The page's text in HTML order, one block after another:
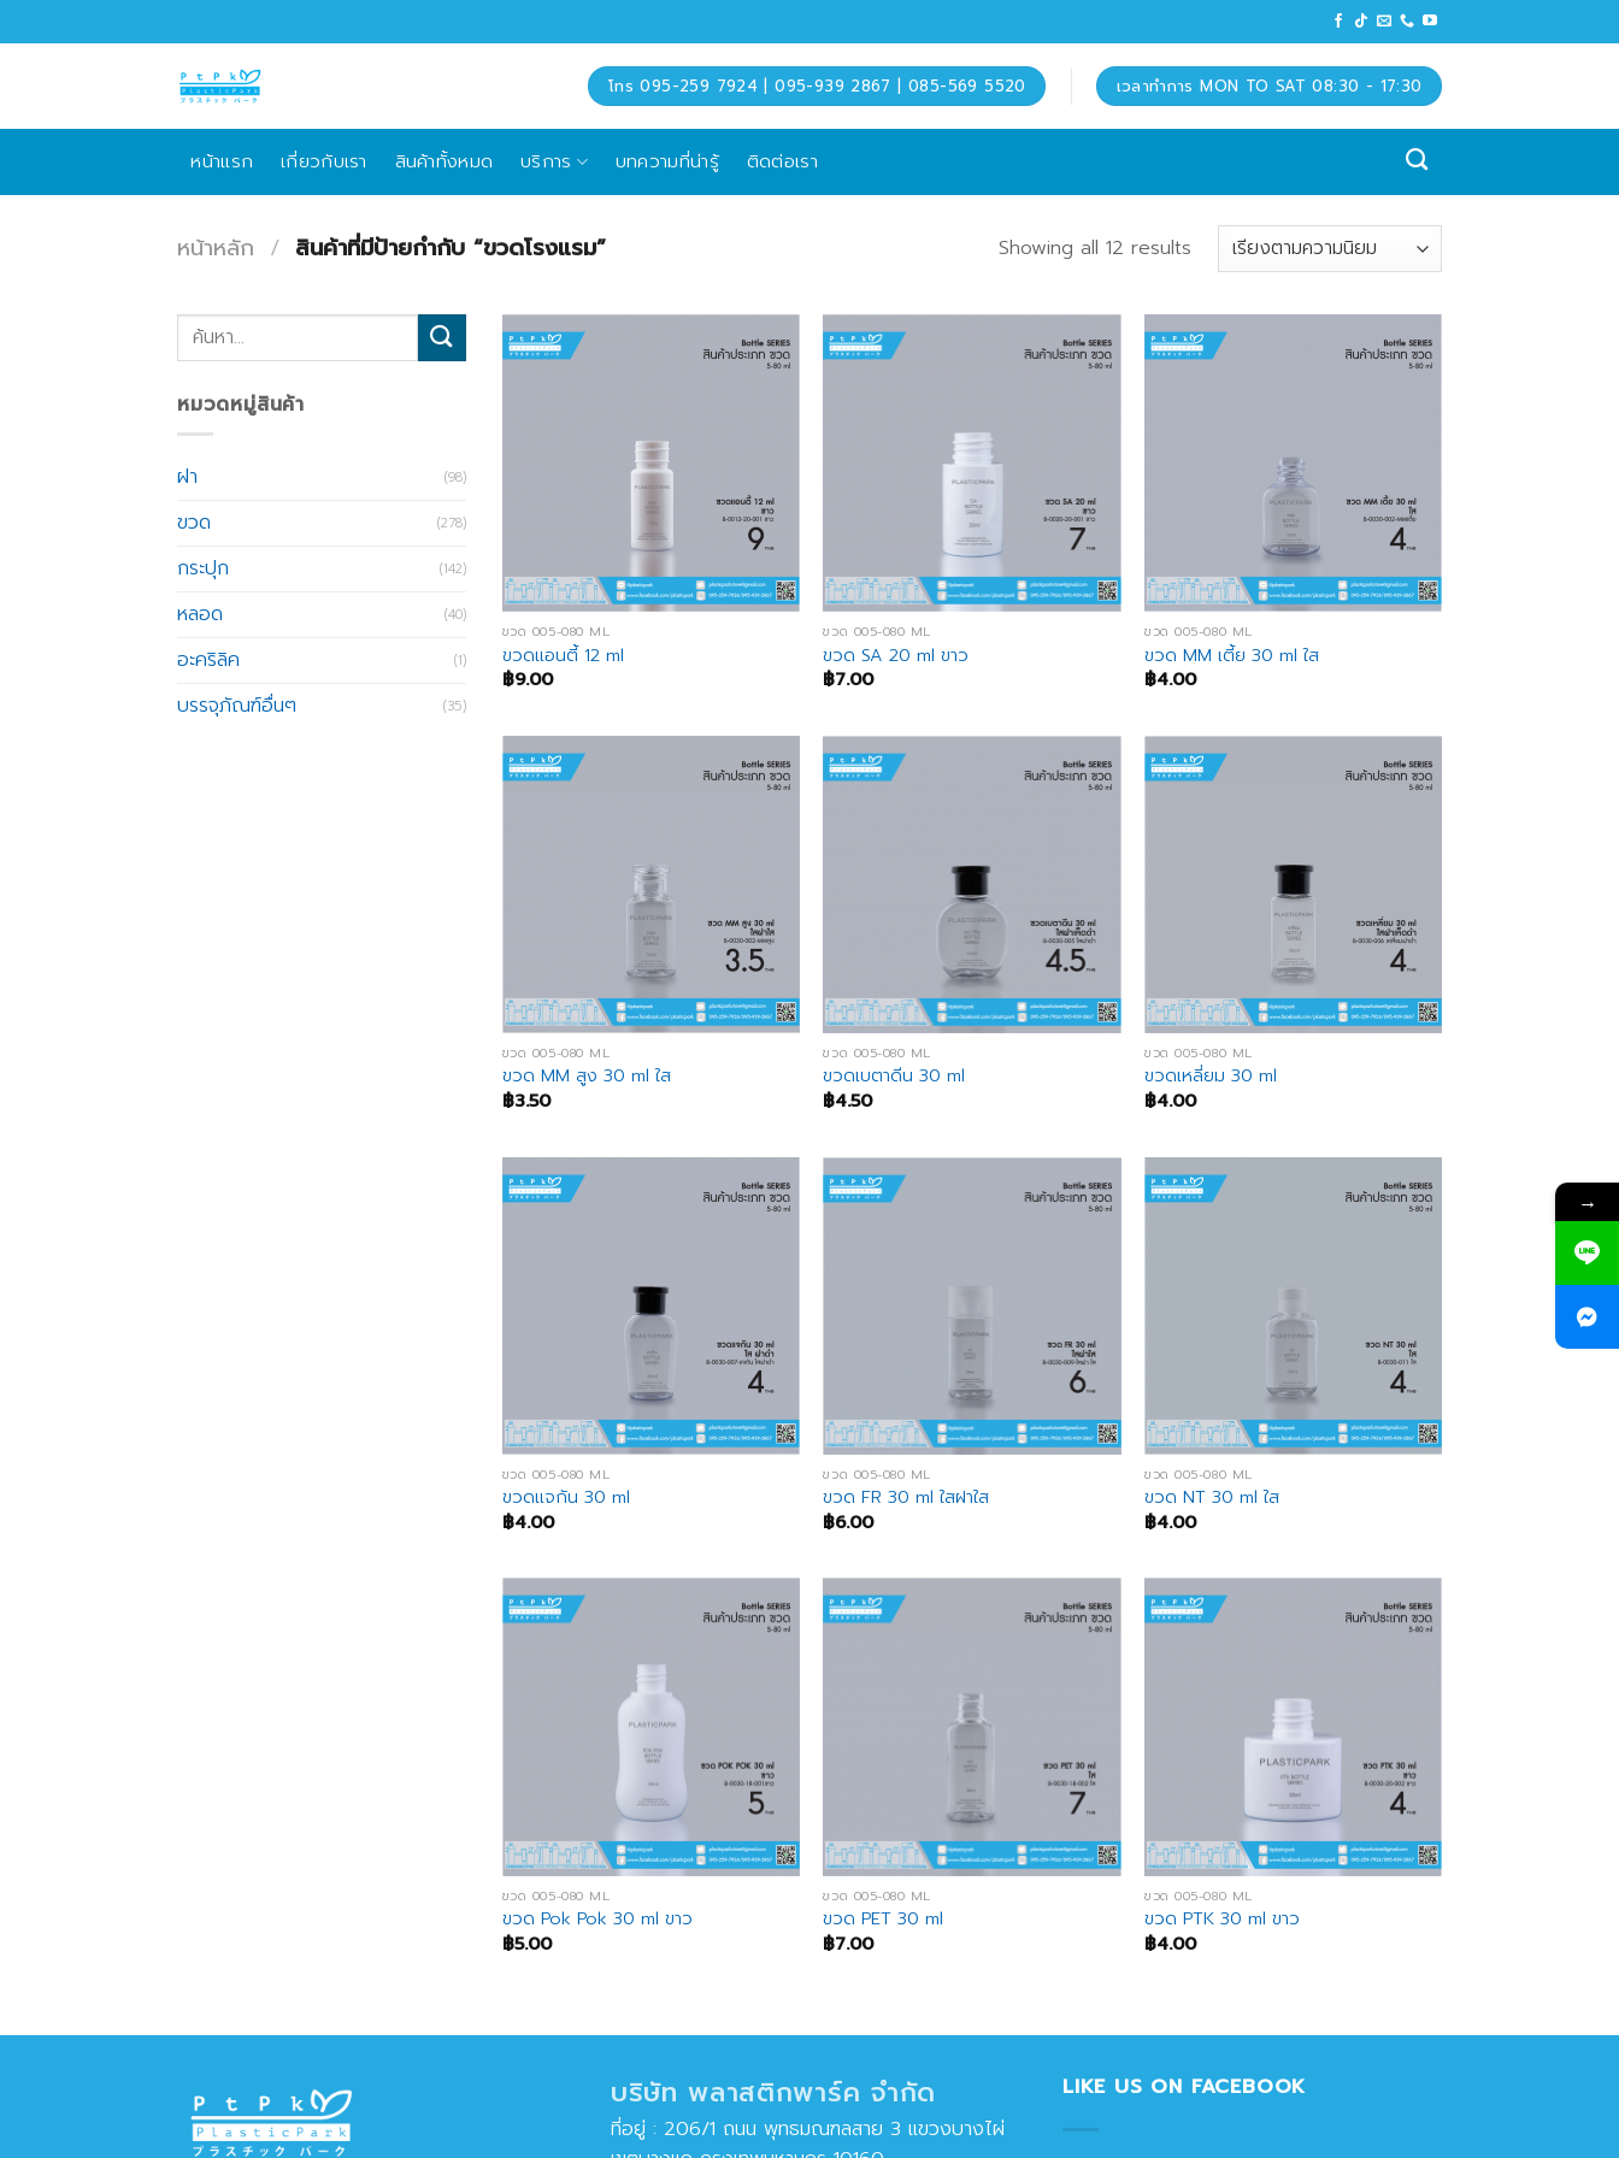
to
โทร 095-259 7924 | 095-939 2867 | 085-569 5520 เวลาทำการ MON TO SAT 08:30 - 17:30
หน้าแรก เกี่ยวกับเรา สินค้าทั้งหมด บริการ บทความที่น่ารู้ ติดต่อเรา
หน้าหลัก / สินค้าที่มีป้ายกำกับ “ขวดโรงแรม” Showing all 12 results
ค้นหา:
หมวดหมู่สินค้า
ฝา (98)
ขวด (278)
กระปุก (142)
หลอด (40)
อะคริลิค (1)
บรรจุภัณฑ์อื่นๆ (35)
ขวด 005-080 ML
ขวดแอนตี้ 12 ml
฿9.00
ขวด 005-080 ML
ขวด SA 20 ml ขาว
฿7.00
ขวด 005-080 ML
ขวด MM เตี้ย 30 ml ใส
฿4.00
ขวด 005-080 ML
ขวด MM สูง 30 ml ใส
฿3.50
ขวด 005-080 ML
ขวดเบตาดีน 30 ml
฿4.50
ขวด 005-080 ML
ขวดเหลี่ยม 30 ml
฿4.00
ขวด 005-080 ML
ขวดแจกัน 30 ml
฿4.00
ขวด 005-080 ML
ขวด FR 30 ml ใสฝาใส
฿6.00
ขวด 005-080 ML
ขวด NT 30 ml ใส
฿4.00
ขวด 005-080 ML
ขวด Pok Pok 30 ml ขาว
฿5.00
ขวด 005-080 ML
ขวด PET 30 ml
฿7.00
ขวด 005-080 ML
ขวด PTK 30 ml ขาว
฿4.00
บริษัท พลาสติกพาร์ค จำกัด
ที่อยู่ : 206/1 ถนน พุทธมณฑลสาย 3 แขวงบางไผ่
LIKE US ON FACEBOOK
→